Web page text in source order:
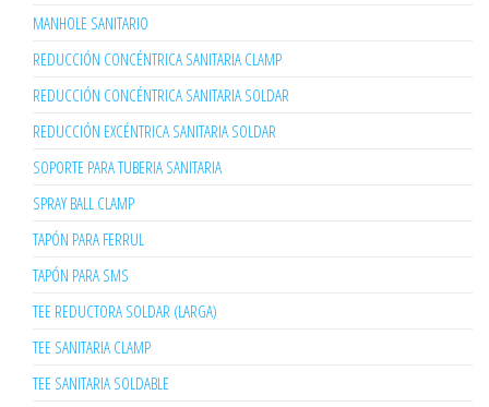
MANHOLE SANITARIO
REDUCCIÓN CONCÉNTRICA SANITARIA CLAMP
REDUCCIÓN CONCÉNTRICA SANITARIA SOLDAR
REDUCCIÓN EXCÉNTRICA SANITARIA SOLDAR
SOPORTE PARA TUBERIA SANITARIA
SPRAY BALL CLAMP
TAPÓN PARA FERRUL
TAPÓN PARA SMS
TEE REDUCTORA SOLDAR (LARGA)
TEE SANITARIA CLAMP
TEE SANITARIA SOLDABLE